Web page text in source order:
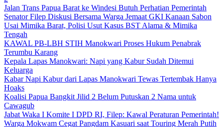
Jalan Trans Papua Barat ke Windesi Butuh Perhatian Pemerintah
Senator Filep Diskusi Bersama Warga Jemaat GKI Kanaan Sabon
Usai Mimika Barat, Polisi Usut Kasus BST Alama & Mimika
Tengah
KAWAL PB-LBH STIH Manokwari Proses Hukum Penabrak
Terumbu Karang
Kepala Lapas Manokwari: Napi yang Kabur Sudah Ditemui
Keluarga
Kabar Napi Kabur dari Lapas Manokwari Tewas Tertembak Hanya
Hoaks
Koalisi Papua Bangkit Jilid 2 Belum Putuskan 2 Nama untuk
Cawagub
Jabat Waka I Komite I DPD RI, Filep: Kawal Peraturan Pemerintah!
Warga Mokwam Cegat Pangdam Kasuari saat Touring Merah Putih